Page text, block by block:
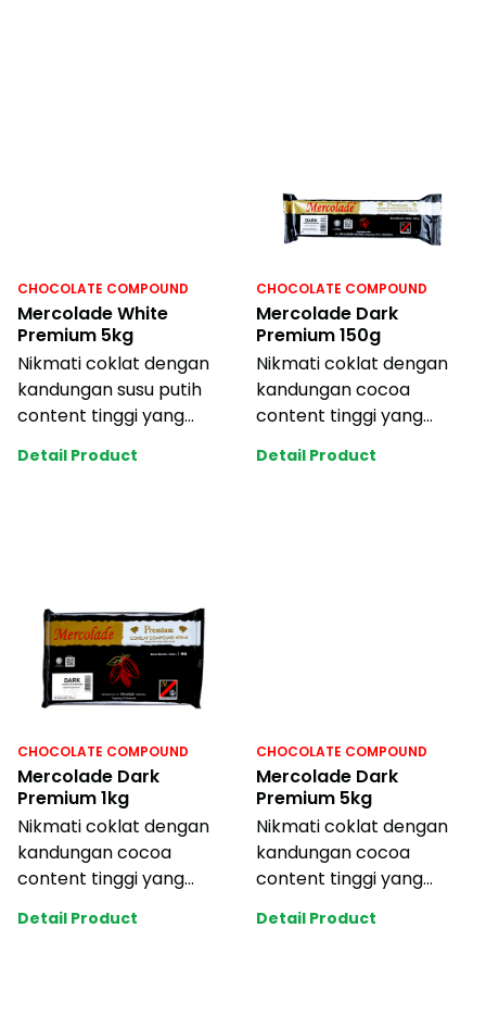
CHOCOLATE COMPOUND
Mercolade White
Premium 5kg
Nikmati coklat dengan
kandungan susu putih
content tinggi yang
kuat dan memukau
Detail Product
CHOCOLATE COMPOUND
Mercolade Dark
Premium 150g
Nikmati coklat dengan
kandungan cocoa
content tinggi yang
dan memukau. Mudah di
Detail Product
CHOCOLATE COMPOUND
Mercolade Dark
Premium 1kg
Nikmati coklat dengan
kandungan cocoa
content tinggi yang
dan memukau. Mudah di
Detail Product
CHOCOLATE COMPOUND
Mercolade Dark
Premium 5kg
Nikmati coklat dengan
kandungan cocoa
content tinggi yang
dan memukau. Mudah di
Detail Product